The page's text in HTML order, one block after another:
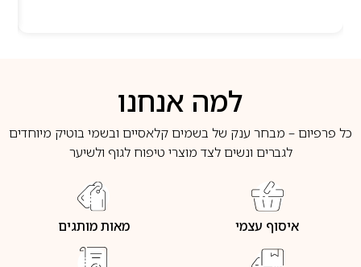
למה אנחנו
כל פרפיום – מבחר ענק של בשמים קלאסיים ובשמי בוטיק מיוחדים
לגברים ונשים לצד מוצרי טיפוח לגוף ולשיער
איסוף עצמי מאות מותגים